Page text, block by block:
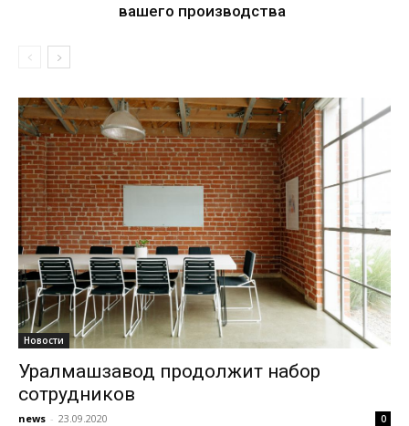
вашего производства
Новости
Уралмашзавод продолжит набор
сотрудников
news - 23.09.2020 0